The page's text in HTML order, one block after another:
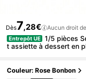
Dès7,28€ Aucun droit
Entrepôt UE
1/5 pièces
t assiette à dessert en
s
Couleur: Rose Bonbon